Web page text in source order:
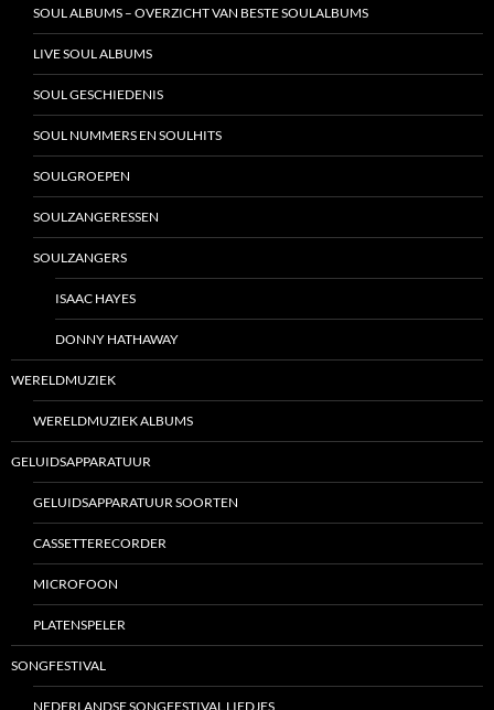
SOUL ALBUMS – OVERZICHT VAN BESTE SOULALBUMS
LIVE SOUL ALBUMS
SOUL GESCHIEDENIS
SOUL NUMMERS EN SOULHITS
SOULGROEPEN
SOULZANGERESSEN
SOULZANGERS
ISAAC HAYES
DONNY HATHAWAY
WERELDMUZIEK
WERELDMUZIEK ALBUMS
GELUIDSAPPARATUUR
GELUIDSAPPARATUUR SOORTEN
CASSETTERECORDER
MICROFOON
PLATENSPELER
SONGFESTIVAL
NEDERLANDSE SONGFESTIVAL LIEDJES